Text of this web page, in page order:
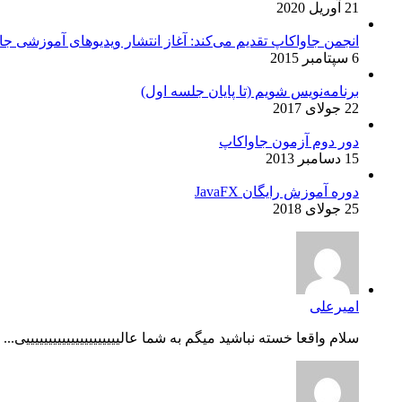
21 آوریل 2020
انجمن جاواکاپ تقدیم می‌کند: آغاز انتشار ویدیوهای آموزشی
6 سپتامبر 2015
برنامه‌نویس شویم (تا پایان جلسه اول)
22 جولای 2017
دور دوم آزمون جاواکاپ
15 دسامبر 2013
دوره آموزش رایگان JavaFX
25 جولای 2018
امیرعلی
سلام واقعا خسته نباشید میگم به شما عالیییییییییییییییییییییی...